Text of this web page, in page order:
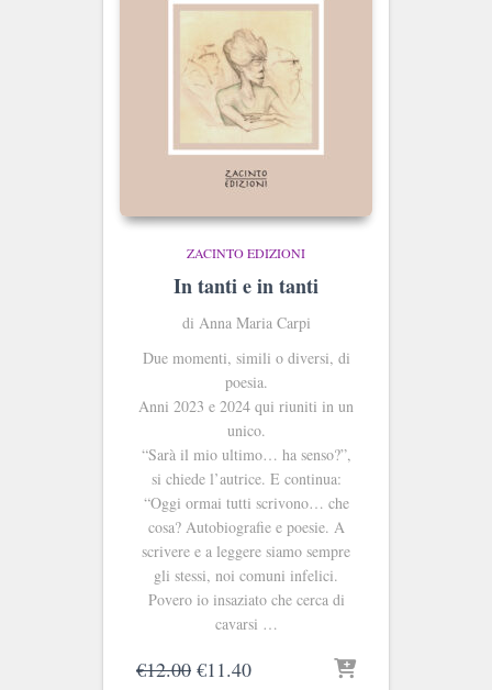
ZACINTO EDIZIONI
In tanti e in tanti
di Anna Maria Carpi
Due momenti, simili o diversi, di
poesia.
Anni 2023 e 2024 qui riuniti in un
unico.
“Sarà il mio ultimo… ha senso?”,
si chiede l’autrice. E continua:
“Oggi ormai tutti scrivono… che
cosa? Autobiografie e poesie. A
scrivere e a leggere siamo sempre
gli stessi, noi comuni infelici.
Povero io insaziato che cerca di
cavarsi …
€12.00 Il
€11.40Il